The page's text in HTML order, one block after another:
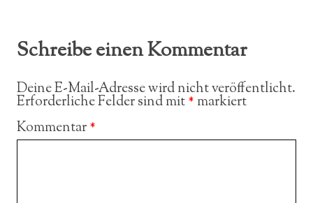
Schreibe einen Kommentar
Deine E-Mail-Adresse wird nicht veröffentlicht.
Erforderliche Felder sind mit* markiert
Kommentar*